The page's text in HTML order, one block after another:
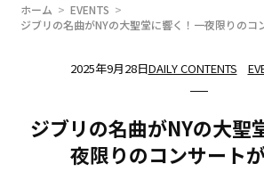
ホーム
EVENTS
ジブリの名曲がNYの大聖堂に響く！一夜限りのコ
2025年9月28日DAILY CONTENTS
ジブリの名曲がNYの大聖
夜限りのコンサート